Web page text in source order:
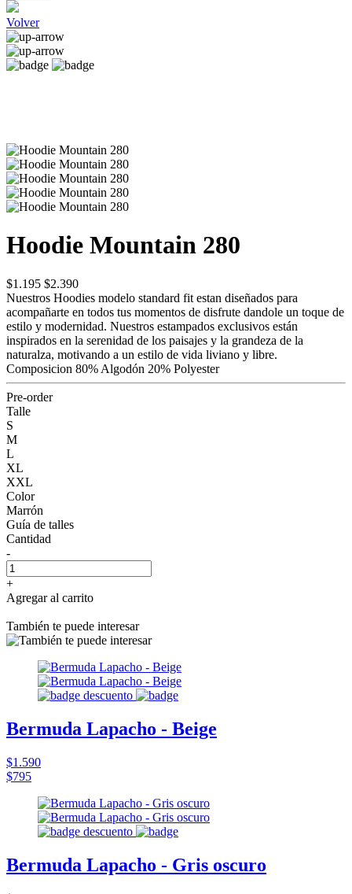
Volver
Hoodie Mountain 280
$1.195 $2.390
Nuestros Hoodies modelo standard fit estan diseñados para
acompañarte en todos tus momentos de disfrute dandole un toque de
estilo y modernidad. Nuestros estampados exclusivos están
inspirados en la serenidad de los paisajes y la grandeza de la
naturalza, motivando a un estilo de vida liviano y libre.
Composicion 80% Algodón 20% Polyester
Pre-order
Talle
S
M
L
XL
XXL
Color
Marrón
Guía de talles
Cantidad
-
+
Agregar al carrito
También te puede interesar
Bermuda Lapacho - Beige
$1.590
$795
Bermuda Lapacho - Gris oscuro